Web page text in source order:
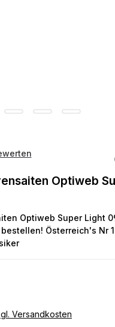
von 0 von 5
Optiweb
Optiweb Super Light
Österreich's Nr 1
Versandkosten